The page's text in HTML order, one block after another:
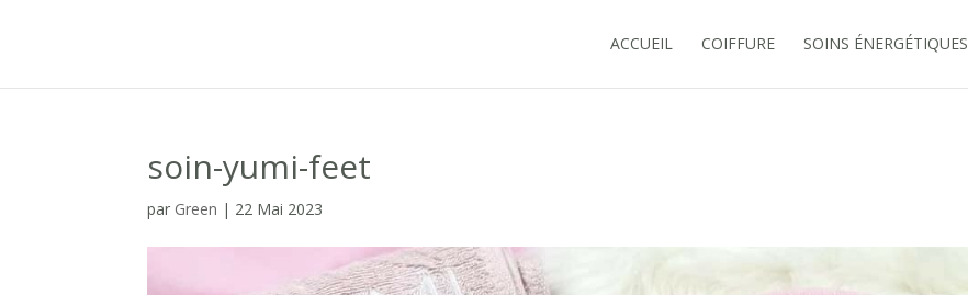
ACCUEIL COIFFURE SOINS ÉNERGÉTIQUES
soin-yumi-feet
par Green | 22 Mai 2023